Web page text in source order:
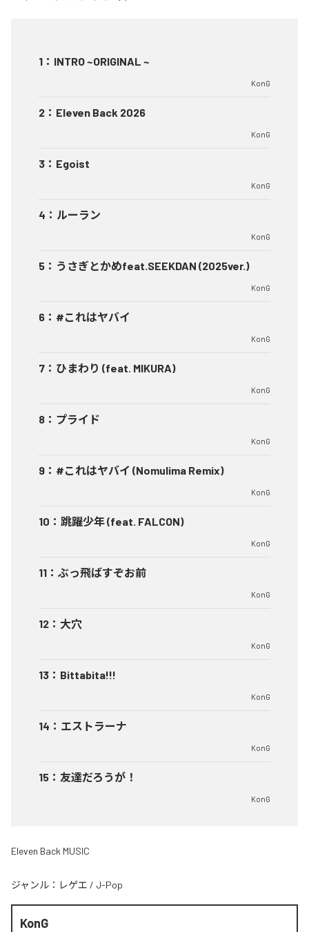
1 ： INTRO ~ORIGINAL ~
KonG
2 ： Eleven Back 2026
KonG
3 ： Egoist
KonG
4 ： ルーラン
KonG
5 ： うさぎとかめfeat.SEEKDAN (2025ver.)
KonG
6 ： #これはヤバイ
KonG
7 ： ひまわり (feat. MIKURA)
KonG
8 ： プライド
KonG
9 ： #これはヤバイ (Nomulima Remix)
KonG
10 ： 跳躍少年 (feat. FALCON)
KonG
11 ： ぶっ飛ばすぞお前
KonG
12 ： 大穴
KonG
13 ： Bittabita!!!
KonG
14 ： エストラーナ
KonG
15 ： 友達だろうが！
KonG
Eleven Back MUSIC
ジャンル： レゲエ / J-Pop
KonG